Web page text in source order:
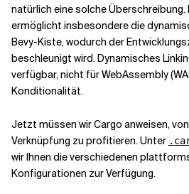
natürlich eine solche
ermöglicht insbesondere die
Bevy-Kiste, wodurch der
beschleunigt wird. Dynamisches
verfügbar, nicht für WebAssembly
Konditionalität.
Jetzt müssen wir Cargo anweisen,
Verknüpfung zu profitieren. Unter
wir Ihnen die verschiedenen
Konfigurationen zur Verfügung.